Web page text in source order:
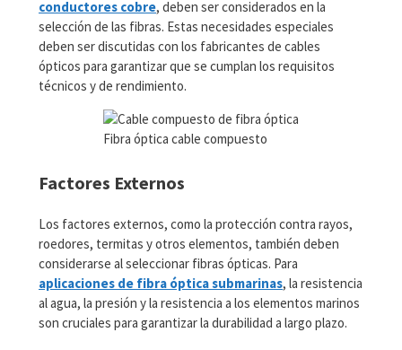
conductores cobre, deben ser considerados en la
selección de las fibras. Estas necesidades especiales
deben ser discutidas con los fabricantes de cables
ópticos para garantizar que se cumplan los requisitos
técnicos y de rendimiento.
Fibra óptica cable compuesto
Factores Externos
Los factores externos, como la protección contra rayos,
roedores, termitas y otros elementos, también deben
considerarse al seleccionar fibras ópticas. Para
aplicaciones de fibra óptica submarinas, la resistencia
al agua, la presión y la resistencia a los elementos marinos
son cruciales para garantizar la durabilidad a largo plazo.